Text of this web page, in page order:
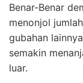
Benar-Benar
menonjol
gubahan
semakin
luar.